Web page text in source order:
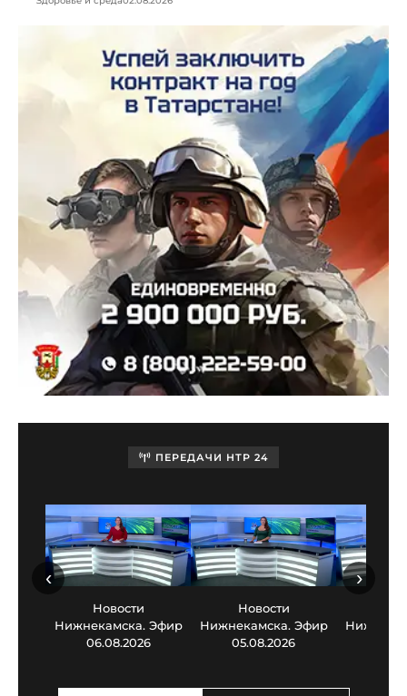
ПЕРЕДАЧИ НТР 24
Новости
Нижнекамска. Эфир
06.08.2026
Новости
Нижнекамска. Эфир
05.08.2026
‹ ›